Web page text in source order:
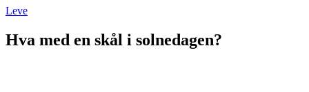
Leve
Hva med en skål i solnedagen?